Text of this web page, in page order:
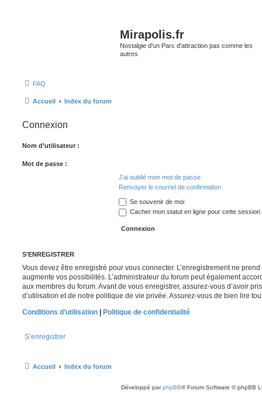
Mirapolis.fr
Nostalgie d'un Parc d'attraction pas comme les
autres
FAQ
Accueil Index du forum
Connexion
Nom d’utilisateur :
Mot de passe :
J’ai oublié mon mot de passe
Renvoyer le courriel de confirmation
Se souvenir de moi
Cacher mon statut en ligne pour cette session
S’ENREGISTRER
Vous devez être enregistré pour vous connecter. L’enregistrement ne
augmente vos possibilités. L’administrateur du forum peut également
aux membres du forum. Avant de vous enregistrer, assurez-vous d’avoir
d’utilisation et de notre politique de vie privée. Assurez-vous de bien lire
Conditions d’utilisation
Politique de confidentialité
S’enregistrer
Accueil Index du forum
Développé parphpBB® Forum Software © phpBB